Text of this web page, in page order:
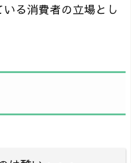
る消費者の立場とし